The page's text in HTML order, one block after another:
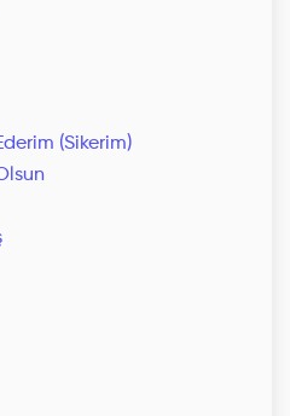
(Sikerim)